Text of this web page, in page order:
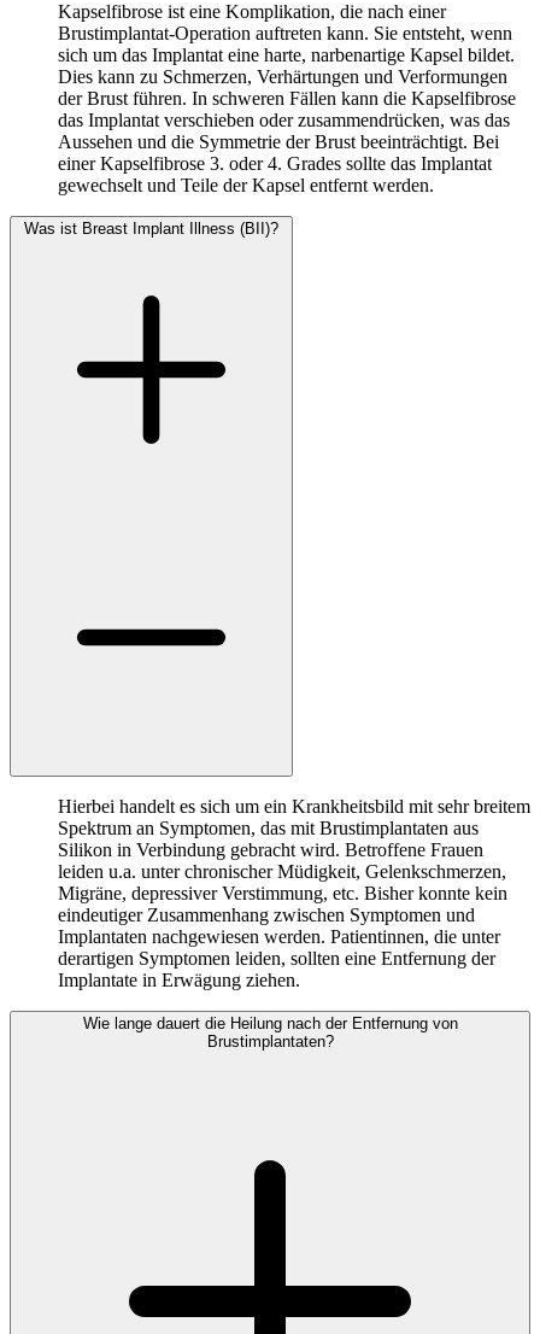
Kapselfibrose ist eine Komplikation, die nach einer
Brustimplantat-Operation auftreten kann. Sie entsteht, wenn
sich um das Implantat eine harte, narbenartige Kapsel bildet.
Dies kann zu Schmerzen, Verhärtungen und Verformungen
der Brust führen. In schweren Fällen kann die Kapselfibrose
das Implantat verschieben oder zusammendrücken, was das
Aussehen und die Symmetrie der Brust beeinträchtigt. Bei
einer Kapselfibrose 3. oder 4. Grades sollte das Implantat
gewechselt und Teile der Kapsel entfernt werden.
Was ist Breast Implant Illness (BII)?
Hierbei handelt es sich um ein Krankheitsbild mit sehr breitem
Spektrum an Symptomen, das mit Brustimplantaten aus
Silikon in Verbindung gebracht wird. Betroffene Frauen
leiden u.a. unter chronischer Müdigkeit, Gelenkschmerzen,
Migräne, depressiver Verstimmung, etc. Bisher konnte kein
eindeutiger Zusammenhang zwischen Symptomen und
Implantaten nachgewiesen werden. Patientinnen, die unter
derartigen Symptomen leiden, sollten eine Entfernung der
Implantate in Erwägung ziehen.
Wie lange dauert die Heilung nach der Entfernung von
Brustimplantaten?